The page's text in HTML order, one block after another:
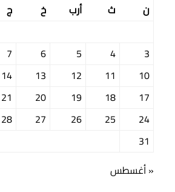
ن
ث أرب خ ج
3
4
5
6
7
10
11
12
13
14
17
18
19
20
21
24
25
26
27
28
31
« أغسطس